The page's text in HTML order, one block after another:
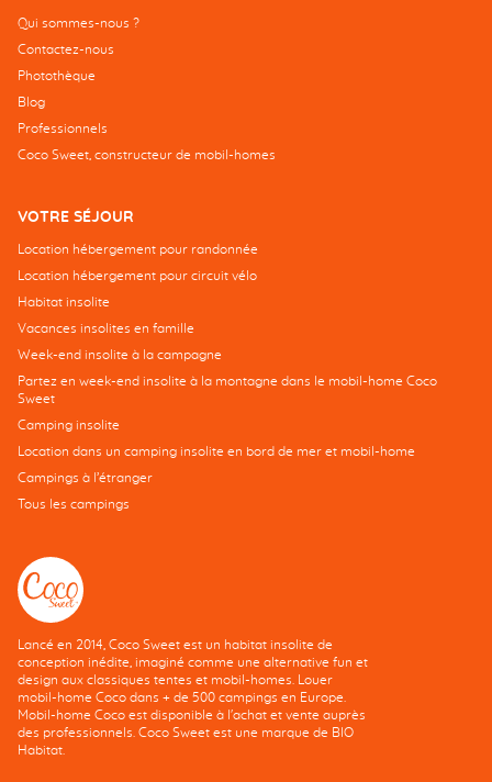
Qui sommes-nous ?
Contactez-nous
Photothèque
Blog
Professionnels
Coco Sweet, constructeur de mobil-homes
VOTRE SÉJOUR
Location hébergement pour randonnée
Location hébergement pour circuit vélo
Habitat insolite
Vacances insolites en famille
Week-end insolite à la campagne
Partez en week-end insolite à la montagne dans le mobil-home Coco
Sweet
Camping insolite
Location dans un camping insolite en bord de mer et mobil-home
Campings à l’étranger
Tous les campings
Lancé en 2014, Coco Sweet est un habitat insolite de
conception inédite, imaginé comme une alternative fun et
design aux classiques tentes et mobil-homes. Louer
mobil-home Coco dans + de 500 campings en Europe.
Mobil-home Coco est disponible à l'achat et vente auprès
des professionnels. Coco Sweet est une marque de BIO
Habitat.